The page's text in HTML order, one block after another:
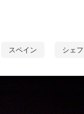
スペイン シェフ